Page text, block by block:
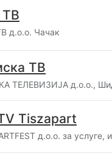
ТВ
д.о.о. Чачак
ТВ
ТЕЛЕВИЗИЈА д.о.о.,
Tiszapart
д.о.о. за